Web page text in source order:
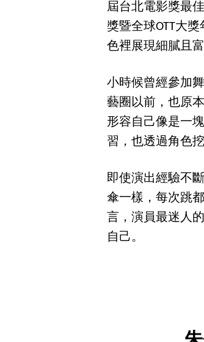
屆台北電影獎最
獎暨全球OTT大
色裡展現細膩且
小時候曾經參加
藝圈以前，也原
形容自己像是一
習，也透過角色
即使演出經驗不
傘一樣，每次跳
言，演員最迷人
自己。